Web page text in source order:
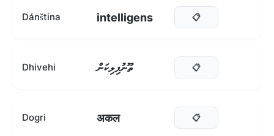
Dánština intelligens 📋
Dhivehi ތޫނުފިލިކަން 📋
Dogri अकल 📋